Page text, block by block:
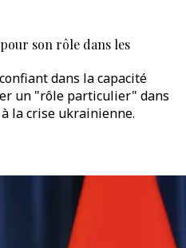
son rôle dans les
dans la capacité
un "rôle particulier" dans
la crise ukrainienne.